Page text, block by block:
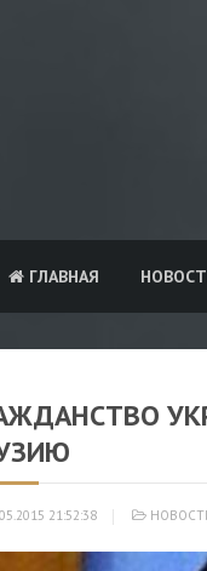
ГЛАВНАЯ
21:52:38